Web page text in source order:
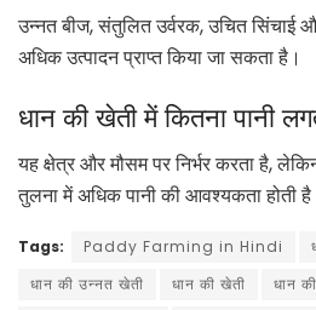
उन्नत बीज, संतुलित उर्वरक, उचित सिंचाई
अधिक उत्पादन प्राप्त किया जा सकता है।
धान की खेती में कितना पानी
यह क्षेत्र और मौसम पर निर्भर करता है,
तुलना में अधिक पानी की आवश्यकता होती
Tags: Paddy Farming in Hindi
धान की उन्नत खेती
धान की खेती
धान